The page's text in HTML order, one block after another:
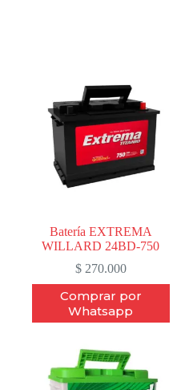
Batería EXTREMA
WILLARD 24BD-750
$270.000
Comprar por
Whatsapp